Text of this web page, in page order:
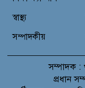
স্বাস্থ্য
সম্পাদকীয়
সম্পাদক :
প্রধান